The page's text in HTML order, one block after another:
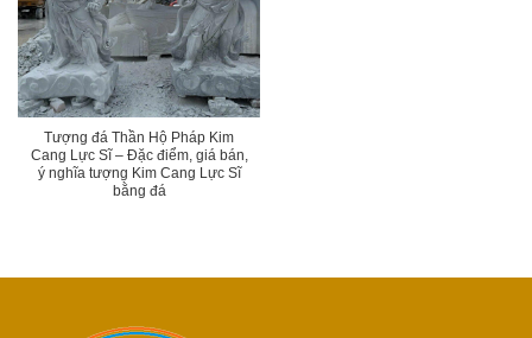
Tượng đá Thần Hộ Pháp Kim
Cang Lực Sĩ – Đặc điểm, giá bán,
ý nghĩa tượng Kim Cang Lực Sĩ
bằng đá